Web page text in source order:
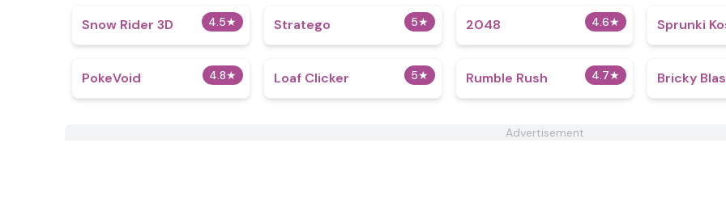
4.5★
Snow Rider 3D 5★
Stratego 4.6★
2048 Sprunki
4.8★
PokeVoid​ 5★
Loaf Clicker 4.7★
Rumble Rush Bricky
Advertisement